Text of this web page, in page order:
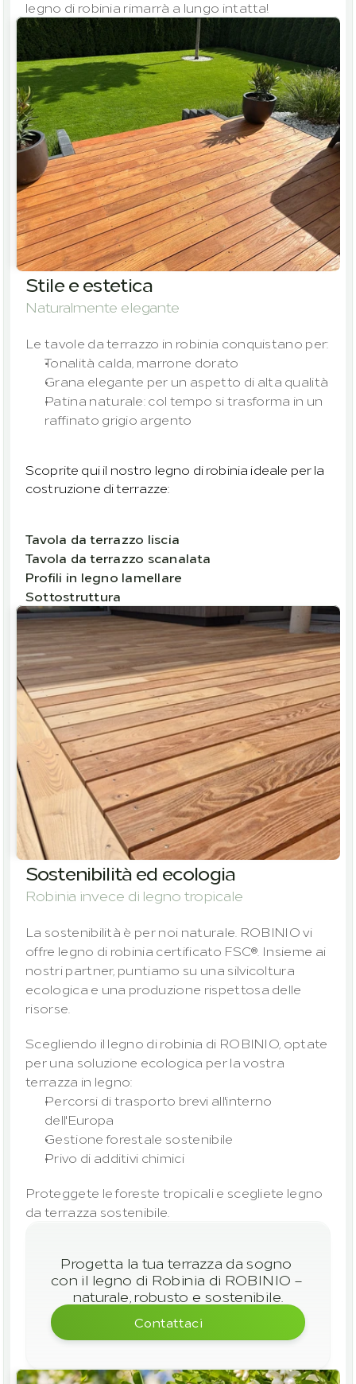
legno di robinia rimarrà a lungo intatta!
Stile e estetica
Naturalmente elegante
Le tavole da terrazzo in robinia conquistano per:
Tonalità calda, marrone dorato
Grana elegante per un aspetto di alta qualità
Patina naturale: col tempo si trasforma in un
raffinato grigio argento
Scoprite qui il nostro legno di robinia ideale per la
costruzione di terrazze:
Tavola da terrazzo liscia
Tavola da terrazzo scanalata
Profili in legno lamellare
Sottostruttura
Sostenibilità ed ecologia
Robinia invece di legno tropicale
La sostenibilità è per noi naturale. ROBINIO vi
offre legno di robinia certificato FSC®. Insieme ai
nostri partner, puntiamo su una silvicoltura
ecologica e una produzione rispettosa delle
risorse.
Scegliendo il legno di robinia di ROBINIO, optate
per una soluzione ecologica per la vostra
terrazza in legno:
Percorsi di trasporto brevi all'interno
dell'Europa
Gestione forestale sostenibile
Privo di additivi chimici
Proteggete le foreste tropicali e scegliete legno
da terrazza sostenibile.
Progetta la tua terrazza da sogno
con il legno di Robinia di ROBINIO –
naturale, robusto e sostenibile.
Contattaci